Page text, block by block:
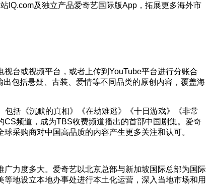
IQ.com及独立产品爱奇艺国际版App，拓展更多海外市
台或视频平台，或者上传到YouTube平台进行分账合
包括悬疑、古装、爱情等不同品类的原创内容，覆盖海
包括《沉默的真相》《在劫难逃》《十日游戏》《非常
频道，成为TBS收费频道播出的首部中国剧集。爱奇
采购商对中国高品质的内容产生更多关注和认可。
力度多大。爱奇艺以北京总部与新加坡国际总部为国际
地设立本地办事处进行本土化运营，深入当地市场和用